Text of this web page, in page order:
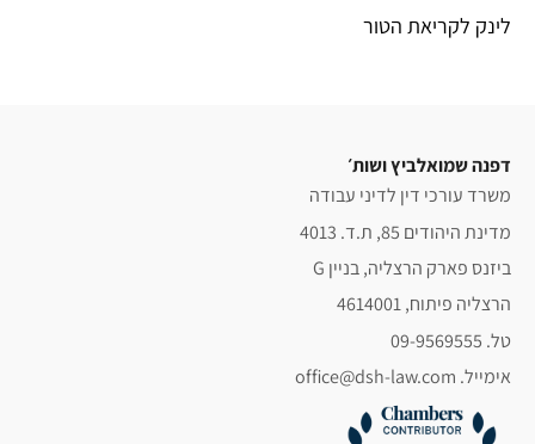
לינק לקריאת הטור
דפנה שמואלביץ ושות׳
משרד עורכי דין לדיני עבודה
מדינת היהודים 85, ת.ד. 4013
ביזנס פארק הרצליה, בניין G
הרצליה פיתוח, 4614001
טל. 09-9569555
אימייל. office@dsh-law.com